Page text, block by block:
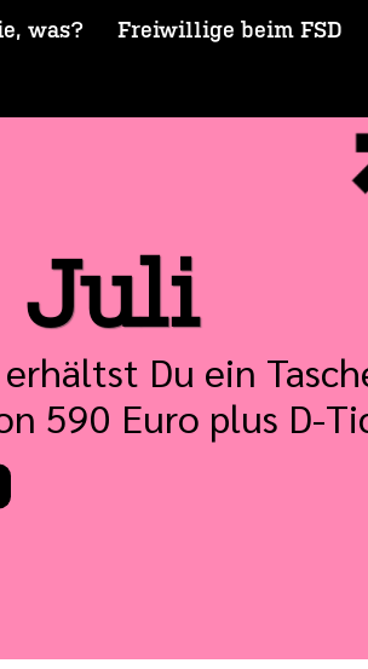
was? Freiwillige beim FSD
Juli
Du ein
590 Euro plus D-